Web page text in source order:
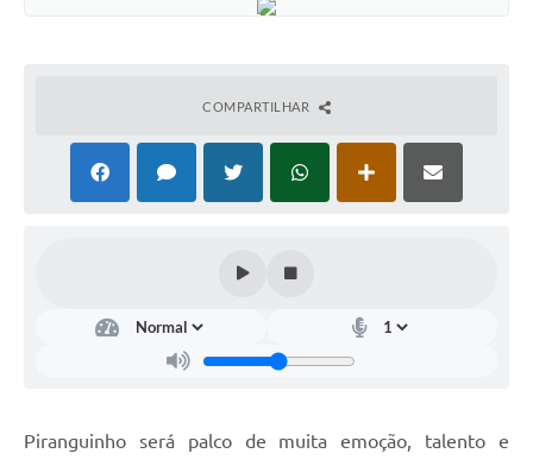
COMPARTILHAR
Piranguinho será palco de muita emoção, talento e